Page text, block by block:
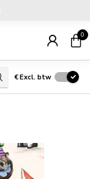
0
€Excl. btw